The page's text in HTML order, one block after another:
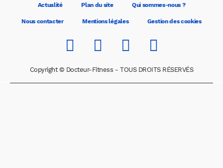
Actualité Plan du site Qui sommes-nous ?
Nous contacter Mentions légales Gestion des cookies
Copyright © Docteur-Fitness - TOUS DROITS RÉSERVÉS